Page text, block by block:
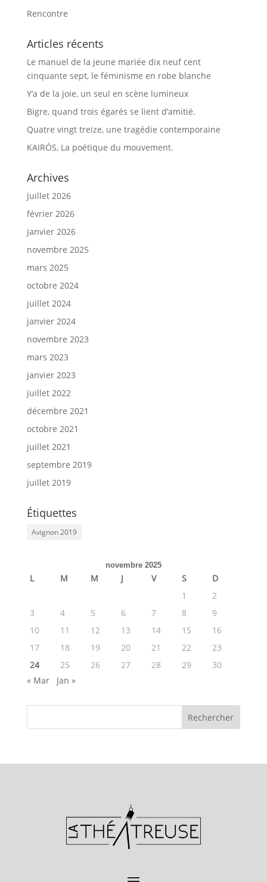
Rencontre
Articles récents
Le manuel de la jeune mariée dix neuf cent
cinquante sept, le féminisme en robe blanche
Y’a de la joie, un seul en scène lumineux
Bigre, quand trois égarés se lient d’amitié.
Quatre vingt treize, une tragédie contemporaine
KAIRÓS, La poétique du mouvement.
Archives
juillet 2026
février 2026
janvier 2026
novembre 2025
mars 2025
octobre 2024
juillet 2024
janvier 2024
novembre 2023
mars 2023
janvier 2023
juillet 2022
décembre 2021
octobre 2021
juillet 2021
septembre 2019
juillet 2019
Étiquettes
Avignon 2019
novembre 2025
L M M J V S
D
1
2
3
4 5 6 7 8
9
10
11 12 13 14 15
16
17
18 19 20 21 22
23
24
25 26 27 28 29
30
« Mar
Jan »